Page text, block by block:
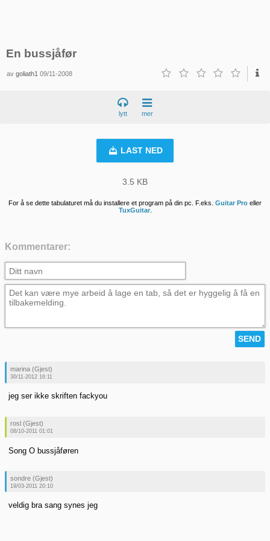
En bussjåfør
avgoliath1 09/11-2008
lytt mer
LAST NED
3.5 KB
For å se dette tabulaturet må du installere et program på din pc. F.eks. Guitar Pro eller
TuxGuitar.
Kommentarer:
marina (Gjest)
30/11-2012 16:11
jeg ser ikke skriften fackyou
rosl (Gjest)
08/10-2011 01:01
Song O bussjåføren
sondre (Gjest)
19/03-2011 20:10
veldig bra sang synes jeg